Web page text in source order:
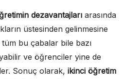
dezavantajları arasında
üstesinden gelinmesine
bu çabalar bile bazı
ve öğrenciler yine de
Sonuç olarak, ikinci öğretim